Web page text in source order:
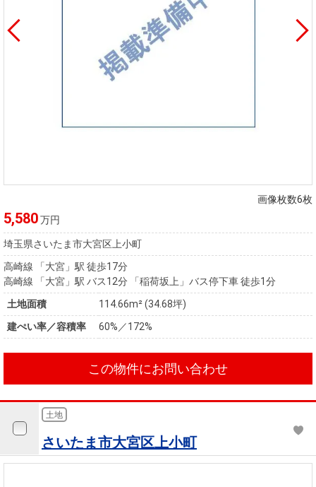
画像枚数6枚
5,580万円
埼玉県さいたま市大宮区上小町
高崎線 「大宮」駅 徒歩17分
高崎線 「大宮」駅 バス12分 「稲荷坂上」バス停下車 徒歩1分
土地面積
114.66m² (34.68坪)
建ぺい率／容積率
60%／172%
この物件にお問い合わせ
土地
さいたま市大宮区上小町